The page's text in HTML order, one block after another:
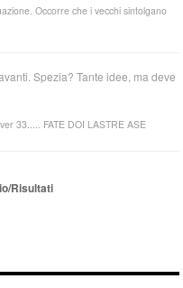
Occorre che i vecchi sintolgano
Spezia? Tante idee, ma deve
33..... FATE DOI LASTRE ASE
Risultati